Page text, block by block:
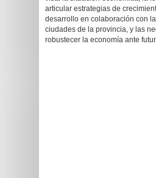
articular estrategias de
desarrollo en colaboración con
ciudades de la provincia, y las
robustecer la economía ante